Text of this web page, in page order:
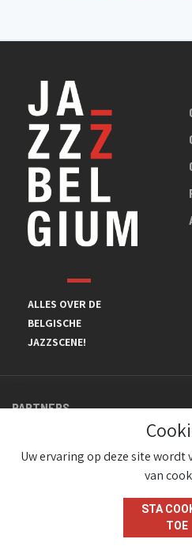
ALLES OVER DE
BELGISCHE
JAZZSCENE!
PARTNERS
© JazzInBelgium 2026 ( Version 1.1.2)
Uw ervaring op deze site
van
STA
TOE